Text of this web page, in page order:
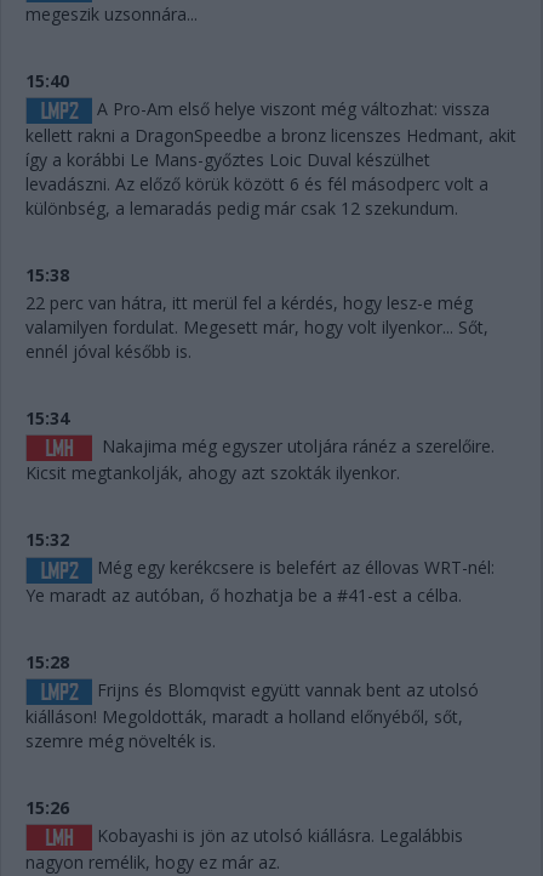
megeszik uzsonnára...
15:40
A Pro-Am első helye viszont még változhat: vissza
kellett rakni a DragonSpeedbe a bronz licenszes Hedmant, akit
így a korábbi Le Mans-győztes Loic Duval készülhet
levadászni. Az előző körük között 6 és fél másodperc volt a
különbség, a lemaradás pedig már csak 12 szekundum.
15:38
22 perc van hátra, itt merül fel a kérdés, hogy lesz-e még
valamilyen fordulat. Megesett már, hogy volt ilyenkor... Sőt,
ennél jóval később is.
15:34
Nakajima még egyszer utoljára ránéz a szerelőire.
Kicsit megtankolják, ahogy azt szokták ilyenkor.
15:32
Még egy kerékcsere is belefért az éllovas WRT-nél:
Ye maradt az autóban, ő hozhatja be a #41-est a célba.
15:28
Frijns és Blomqvist együtt vannak bent az utolsó
kiálláson! Megoldották, maradt a holland előnyéből, sőt,
szemre még növelték is.
15:26
Kobayashi is jön az utolsó kiállásra. Legalábbis
nagyon remélik, hogy ez már az.